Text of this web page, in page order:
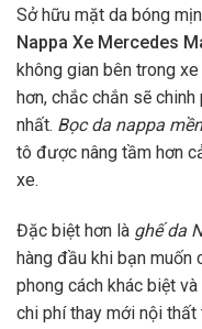
Sở hữu mặt da bóng
Nappa Xe Mercedes
không gian bên trong
hơn, chắc chắn sẽ
nhất. Bọc da nappa
tô được nâng tầm hơn
xe.
Đặc biệt hơn là ghế da
hàng đầu khi bạn
phong cách khác biệt
chi phí thay mới nội thất